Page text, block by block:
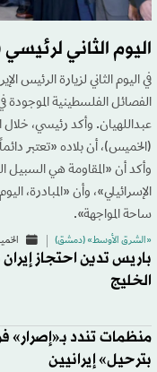
اليوم الثاني
في اليوم الثاني لزيارة الرئيس
الفصائل الفلسطينية الموجودة
عبداللهيان. وأكد رئيسي،
(الخميس)، أن بلاده «تعتبر
وأكد أن «المقاومة هي السبيل
الإسرائيلي»، وأن «المبادرة،
ساحة المواجهة».
«الشرق الأوسط» (دمشق) الخميس 04/
باريس تدين احتجاز
الخليج
منظمات تندد بـ«إصرار»
بترحيل» إيرانيين